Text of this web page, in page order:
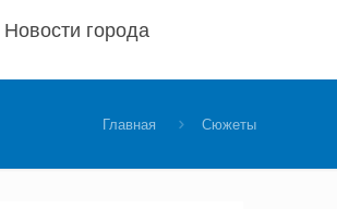
Новости города
Главная Сюжеты